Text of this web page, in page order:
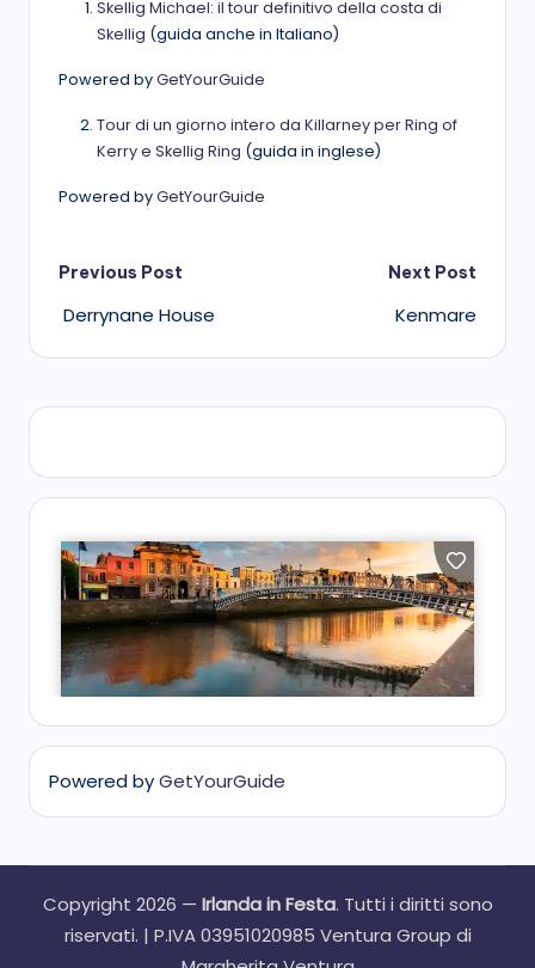
Skellig Michael: il tour definitivo della costa di
Skellig (guida anche in Italiano)
Powered byGetYourGuide
Tour di un giorno intero da Killarney per Ring of
Kerry e Skellig Ring (guida in inglese)
Powered byGetYourGuide
Post
navigation
Previous Post
Derrynane House
Next Post
Kenmare
Powered byGetYourGuide
Copyright 2026 — Irlanda in Festa. Tutti i diritti sono
riservati. | P.IVA 03951020985 Ventura Group di